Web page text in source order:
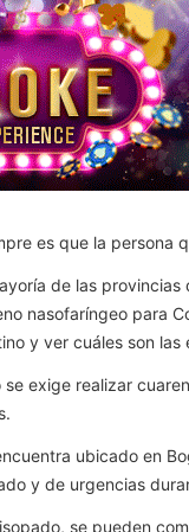
es que la persona
de las
nasofaríngeo para
y ver cuáles son
se exige realizar
ubicado en
y de urgencias
se pueden